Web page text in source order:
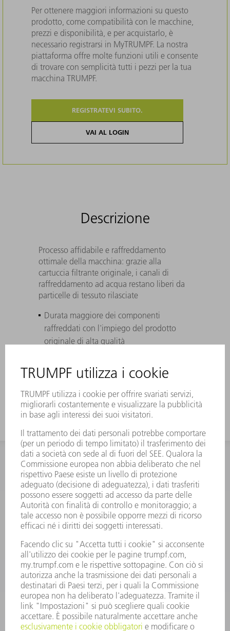
Per ottenere maggiori informazioni su questo
prodotto, come compatibilità con le macchine,
prezzi e disponibilità, e per acquistarlo, è
necessario registrarsi in MyTRUMPF. La nostra
piattaforma offre molte funzioni utili e consente
di trovare con semplicità tutti i pezzi per la tua
macchina TRUMPF.
REGISTRATEVI SUBITO.
VAI AL LOGIN
Descrizione
Processo affidabile e raffreddamento
ottimale della macchina: grazie alla
cartuccia filtrante originale, i canali di
raffreddamento ad acqua restano liberi da
particelle di tessuto rilasciate
Durata maggiore dei componenti
raffreddati con l'impiego del prodotto
originale di alta qualità
macchine laser TRUMPF: resiste a elevate
INFORMAZIONE
Domande frequenti
Condizioni generali di contratto
CONTATTO
RICAMBI TRUMPF ITALIA
lunedì a venerdì: 08:30 – 18:00
ricambi@trumpf.com
CONTATTO
UTENSILI TRUMPF ITALIA
+39 02 48489482
lunedì a venerdì: 08:00 – 18:00
utensili@trumpf.com